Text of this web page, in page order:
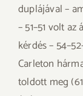
duplájával –
– 51–51 volt
kérdés –
Carleton
toldott meg